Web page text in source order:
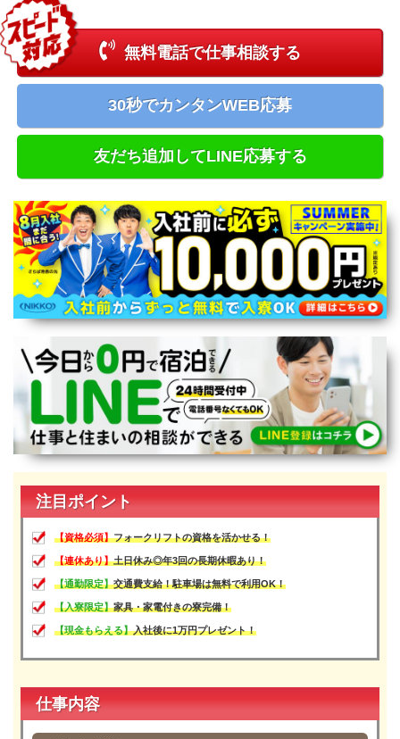
富山県
石川県
福井県
長野県
山梨県
島根県
徳島県
香川県
愛媛県
高知県
九州エリア
福岡県
佐賀県
熊本県
大分県
宮崎県
沖縄エリア
沖縄県
社員口コミ
特集ページ
よくある質問
スタッフBLOG
メルマガ登録
お仕事相談予約
アクセス
ご相談・お問い合わせ
企業ご担当者様へ
個人情報保護方針
無料電話で仕事相談する
30秒でカンタンWEB応募
友だち追加してLINE応募する
注目ポイント
【資格必須】フォークリフトの資格を活かせる！
【連休あり】土日休み◎年3回の長期休暇あり！
【通勤限定】交通費支給！駐車場は無料で利用OK！
【入寮限定】家具・家電付きの寮完備！
【現金もらえる】入社後に1万円プレゼント！
仕事内容